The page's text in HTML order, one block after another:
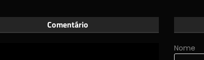
Comentário
Nome